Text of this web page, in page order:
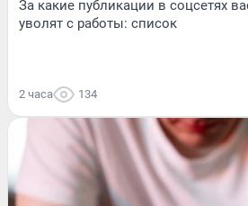
За какие публикации в соцсетях
уволят с работы: список
2 часа 134